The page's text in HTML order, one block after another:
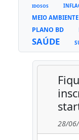
IDOSOS
MEIO AMBIENTE
PLANO BD
SAÚDE
28/